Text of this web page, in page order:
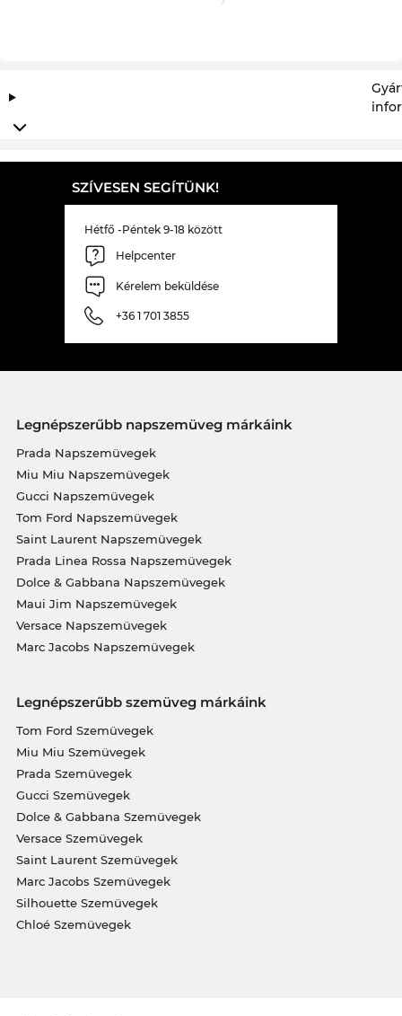
SZÍVESEN SEGÍTÜNK!
Hétfő -Péntek 9-18 között
Helpcenter
Kérelem beküldése
+36 1 701 3855
Legnépszerűbb napszemüveg márkáink
Prada Napszemüvegek
Miu Miu Napszemüvegek
Gucci Napszemüvegek
Tom Ford Napszemüvegek
Saint Laurent Napszemüvegek
Prada Linea Rossa Napszemüvegek
Dolce & Gabbana Napszemüvegek
Maui Jim Napszemüvegek
Versace Napszemüvegek
Marc Jacobs Napszemüvegek
Legnépszerűbb szemüveg márkáink
Tom Ford Szemüvegek
Miu Miu Szemüvegek
Prada Szemüvegek
Gucci Szemüvegek
Dolce & Gabbana Szemüvegek
Versace Szemüvegek
Saint Laurent Szemüvegek
Marc Jacobs Szemüvegek
Silhouette Szemüvegek
Chloé Szemüvegek